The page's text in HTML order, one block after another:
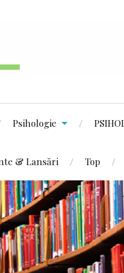
Psihologie
& Lansări Top